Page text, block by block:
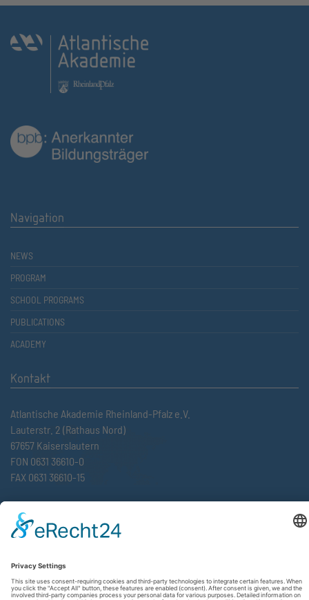
Navigation
NEWS
PROGRAM
SCHOOL PROGRAMS
PUBLICATIONS
ACADEMY
Kontakt
Atlantische Akademie Rheinland-Pfalz e.V.
Lauterstr. 2 (Rathaus Nord)
67657 Kaiserslautern
FON 0631 36610-0
FAX 0631 36610-15
©2026 Atlantische Akademie Rheinland-Pfalz e. V. |
Imprint|Privacy Policy|Terms and Conditions|Newsletter|
Cookie settings